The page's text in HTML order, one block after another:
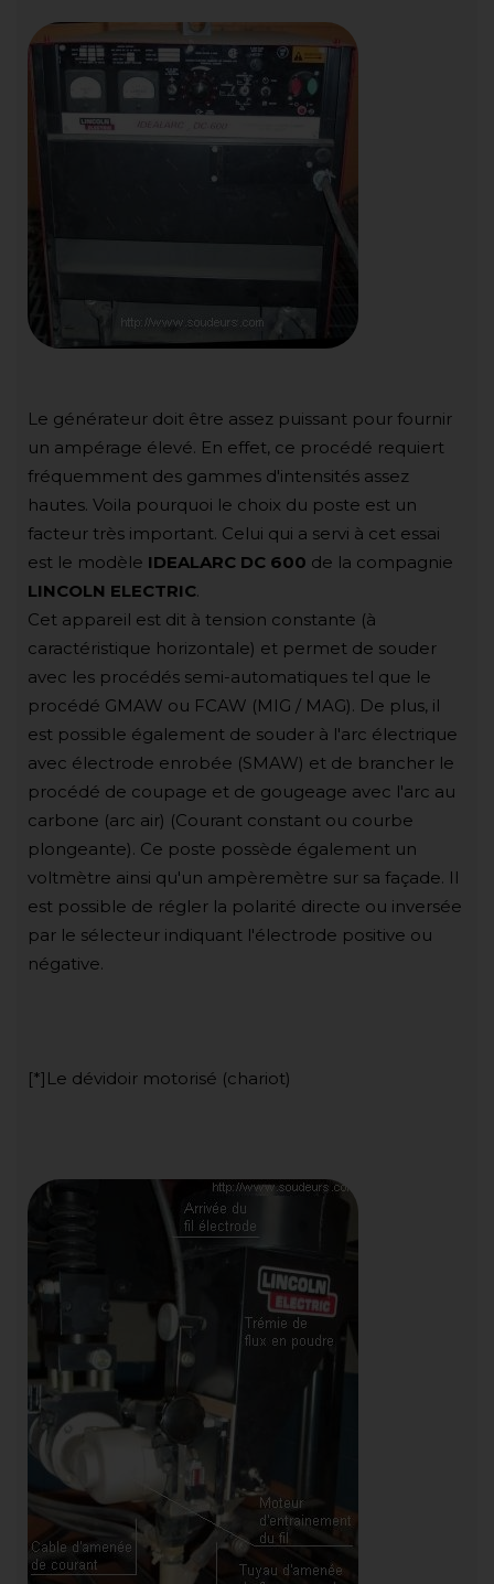
Le générateur doit être assez puissant pour fournir
un ampérage élevé. En effet, ce procédé requiert
fréquemment des gammes d'intensités assez
hautes. Voila pourquoi le choix du poste est un
facteur très important. Celui qui a servi à cet essai
est le modèle IDEALARC DC 600 de la compagnie
LINCOLN ELECTRIC.
Cet appareil est dit à tension constante (à
caractéristique horizontale) et permet de souder
avec les procédés semi-automatiques tel que le
procédé GMAW ou FCAW (MIG / MAG). De plus, il
est possible également de souder à l'arc électrique
avec électrode enrobée (SMAW) et de brancher le
procédé de coupage et de gougeage avec l'arc au
carbone (arc air) (Courant constant ou courbe
plongeante). Ce poste possède également un
voltmètre ainsi qu'un ampèremètre sur sa façade. Il
est possible de régler la polarité directe ou inversée
par le sélecteur indiquant l'électrode positive ou
négative.
[*]Le dévidoir motorisé (chariot)